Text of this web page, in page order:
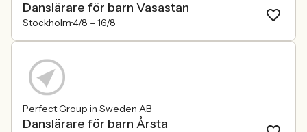
Danslärare för barn Vasastan
Stockholm4/8 – 16/8
Perfect Group in Sweden AB
Danslärare för barn Årsta